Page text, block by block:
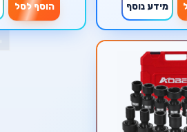
מידע נוסף הוסף לסל